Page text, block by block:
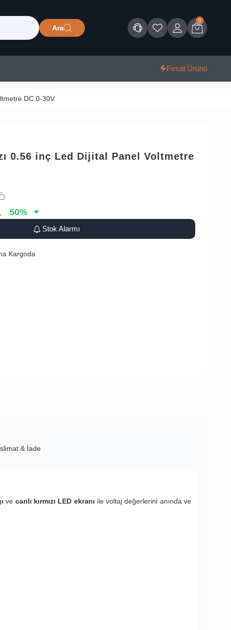
Ara
Müşteri Hizmetleri
Favorilerim
Giriş Sepet
0
Fırsat Ürünü
DC 0-30V
0.56 inç Led Dijital Panel Voltmetre
50%
Stok Alarmı
Kargoda
& İade
ve canlı kırmızı LED ekranı ile voltaj değerlerini anında ve